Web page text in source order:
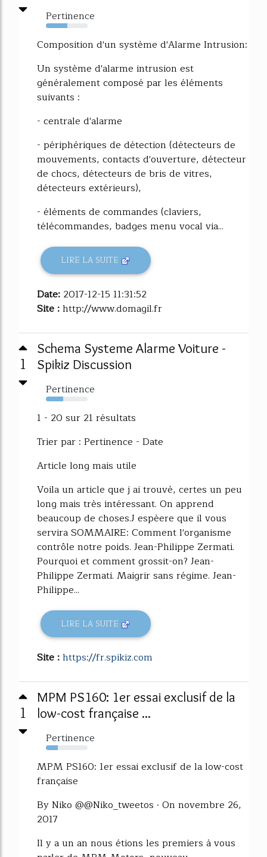
Pertinence
51%
Composition d'un système d'Alarme Intrusion:
Un système d'alarme intrusion est
généralement composé par les éléments
suivants :
- centrale d'alarme
- périphériques de détection (détecteurs de
mouvements, contacts d'ouverture, détecteur
de chocs, détecteurs de bris de vitres,
détecteurs extérieurs),
- éléments de commandes (claviers,
télécommandes, badges menu vocal via...
LIRE LA SUITE
Date: 2017-12-15 11:31:52
Site :http://www.domagil.fr
1
Schema Systeme Alarme Voiture -
Spikiz Discussion
Pertinence
42%
1 - 20 sur 21 résultats
Trier par : Pertinence - Date
Article long mais utile
Voila un article que j ai trouvé, certes un peu
long mais très intéressant. On apprend
beaucoup de choses.J espèere que il vous
servira SOMMAIRE: Comment l'organisme
contrôle notre poids. Jean-Philippe Zermati.
Pourquoi et comment grossit-on? Jean-
Philippe Zermati. Maigrir sans régime. Jean-
Philippe...
LIRE LA SUITE
Site :https://fr.spikiz.com
1
MPM PS160: 1er essai exclusif de la
low-cost française ...
Pertinence
28%
MPM PS160: 1er essai exclusif de la low-cost
française
By Niko @@Niko_tweetos · On novembre 26,
2017
Il y a un an nous étions les premiers à vous